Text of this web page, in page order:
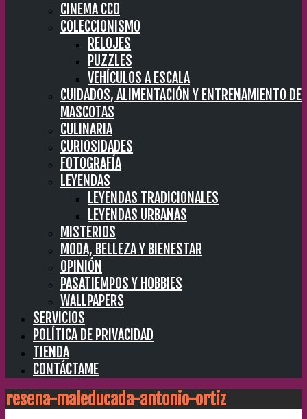
CINEMA CC0
COLECCIONISMO
RELOJES
PUZZLES
VEHÍCULOS A ESCALA
CUIDADOS, ALIMENTACIÓN Y ENTRENAMIENTO DE
MASCOTAS
CULINARIA
CURIOSIDADES
FOTOGRAFÍA
LEYENDAS
LEYENDAS TRADICIONALES
LEYENDAS URBANAS
MISTERIOS
MODA, BELLEZA Y BIENESTAR
OPINIÓN
PASATIEMPOS Y HOBBIES
WALLPAPERS
SERVICIOS
POLÍTICA DE PRIVACIDAD
TIENDA
CONTÁCTAME
resena-maleducada-antonio-ortiz